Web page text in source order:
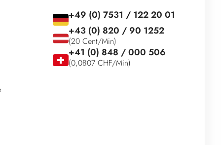
+49 (0) 7531 / 122 20 01
+43 (0) 820 / 90 1252
(20 Cent/Min)
+41 (0) 848 / 000 506
(0,0807 CHF/Min)